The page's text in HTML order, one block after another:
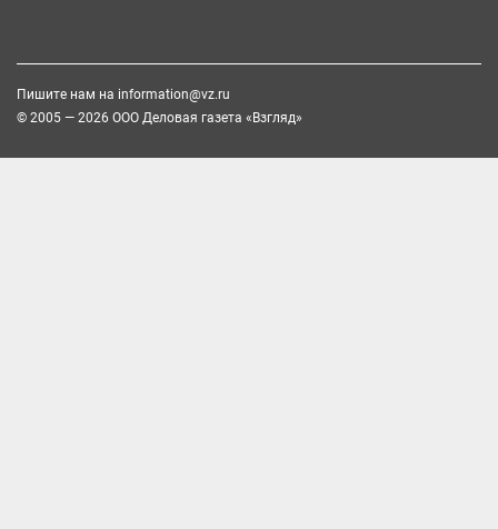
Пишите нам на information@vz.ru
© 2005 — 2026 ООО Деловая газета «Взгляд»